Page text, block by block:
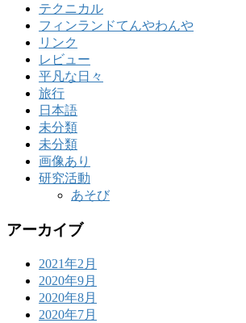
テクニカル
フィンランドてんやわんや
リンク
レビュー
平凡な日々
旅行
日本語
未分類
未分類
画像あり
研究活動
あそび
アーカイブ
2021年2月
2020年9月
2020年8月
2020年7月